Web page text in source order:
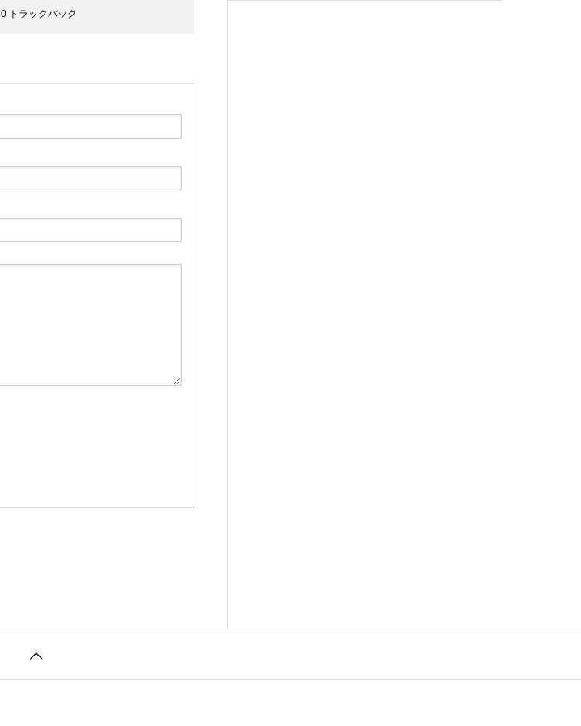
0 トラックバック